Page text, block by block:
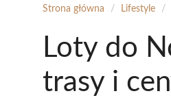
Strona główna / Lifestyle /
Loty do
trasy i